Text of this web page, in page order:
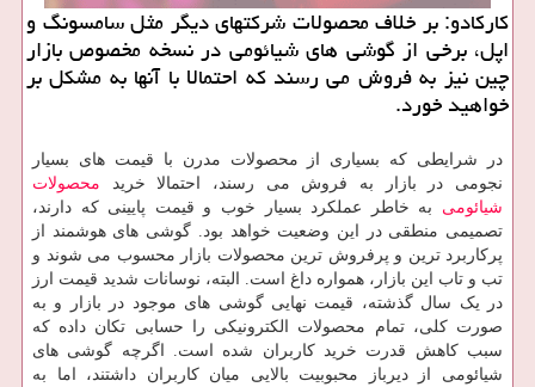
كاركادو: بر خلاف محصولات شركتهای دیگر مثل سامسونگ و
اپل، برخی از گوشی های شیائومی در نسخه مخصوص بازار
چین نیز به فروش می‌ رسند كه احتمالا با آنها به مشكل بر
خواهید خورد.
در شرایطی که بسیاری از محصولات مدرن با قیمت ‌های بسیار
نجومی در بازار به فروش می ‌رسند، احتمالا خرید محصولات
شیائومی به خاطر عملکرد بسیار خوب و قیمت پایینی که دارند،
تصمیمی منطقی در این وضعیت خواهد بود. گوشی های هوشمند از
پرکاربرد ترین و پرفروش ‌ترین محصولات بازار محسوب می‌ شوند و
تب و تاب این بازار، همواره داغ است. البته، نوسانات شدید قیمت ارز
در یک سال گذشته، قیمت نهایی گوشی های موجود در بازار و به
صورت کلی، تمام محصولات الکترونیکی را حسابی تکان داده که
سبب کاهش قدرت خرید کاربران شده است. اگرچه گوشی های
شیائومی از دیرباز محبوبیت بالایی میان کاربران داشتند، اما به